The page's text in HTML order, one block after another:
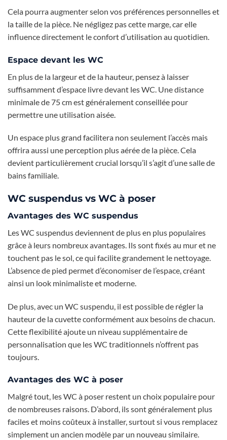
Cela pourra augmenter selon vos préférences personnelles et
la taille de la pièce. Ne négligez pas cette marge, car elle
influence directement le confort d’utilisation au quotidien.
Espace devant les WC
En plus de la largeur et de la hauteur, pensez à laisser
suffisamment d’espace livre devant les WC. Une distance
minimale de 75 cm est généralement conseillée pour
permettre une utilisation aisée.
Un espace plus grand facilitera non seulement l’accès mais
offrira aussi une perception plus aérée de la pièce. Cela
devient particulièrement crucial lorsqu’il s’agit d’une salle de
bains familiale.
WC suspendus vs WC à poser
Avantages des WC suspendus
Les WC suspendus deviennent de plus en plus populaires
grâce à leurs nombreux avantages. Ils sont fixés au mur et ne
touchent pas le sol, ce qui facilite grandement le nettoyage.
L’absence de pied permet d’économiser de l’espace, créant
ainsi un look minimaliste et moderne.
De plus, avec un WC suspendu, il est possible de régler la
hauteur de la cuvette conformément aux besoins de chacun.
Cette flexibilité ajoute un niveau supplémentaire de
personnalisation que les WC traditionnels n’offrent pas
toujours.
Avantages des WC à poser
Malgré tout, les WC à poser restent un choix populaire pour
de nombreuses raisons. D’abord, ils sont généralement plus
faciles et moins coûteux à installer, surtout si vous remplacez
simplement un ancien modèle par un nouveau similaire.